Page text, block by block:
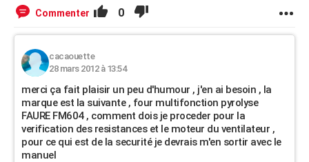
Commenter 0
cacaouette
28 mars 2012 à 13:54
merci ça fait plaisir un peu d'humour , j'en ai besoin , la
marque est la suivante , four multifonction pyrolyse
FAURE FM604 , comment dois je proceder pour la
verification des resistances et le moteur du ventilateur ,
pour ce qui est de la securité je devrais m'en sortir avec le
manuel